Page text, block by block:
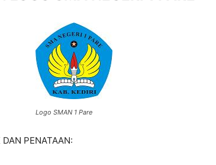
Logo SMAN 1 Pare
PENATAAN: